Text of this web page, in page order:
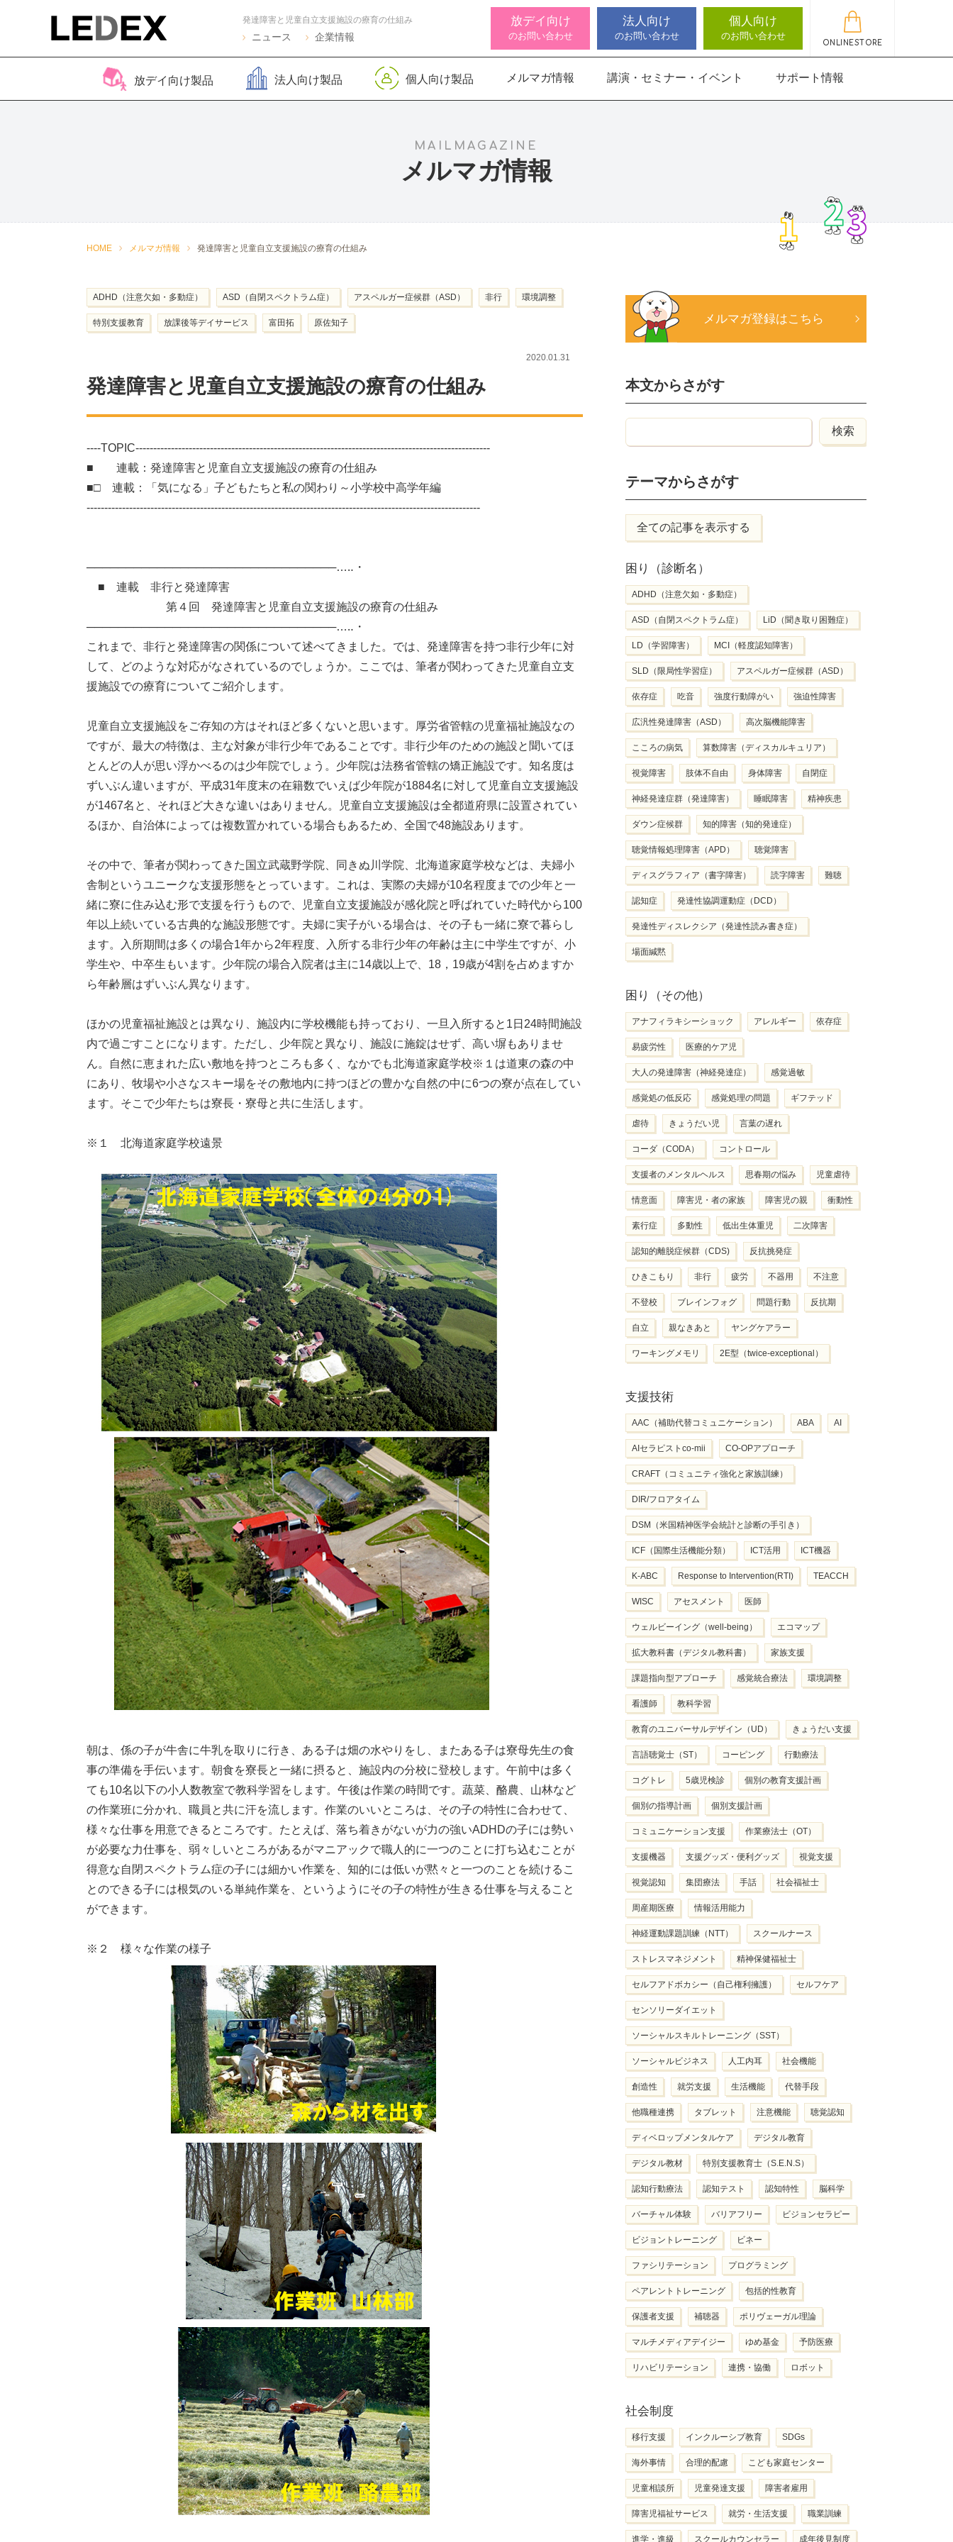
ニュース 企業情報
放デイ向け
のお問い合わせ
法人向け
のお問い合わせ
個人向け
のお問い合わせ
ONLINESTORE
放デイ向け製品 法人向け製品
脳バランサー キッズ
個人向け製品
こども脳機能バランサ
トKIDS
ト
メルマガ情報 講演・セミナー・イベント サポート情報
発達障害と児童自立支援施設の療育の仕組み
MAILMAGAZINE
メルマガ情報
HOME メルマガ情報 発達障害と児童自立支援施設の療育の仕組み
ADHD（注意欠如・多動症） ASD（自閉スペクトラム症） アスペルガー症候群（ASD） 非行 環境調整
特別支援教育 放課後等デイサービス 富田拓 原佐知子
2020.01.31
発達障害と児童自立支援施設の療育の仕組み
----TOPIC----------------------------------------------------------------------------------------------------
■ 連載：発達障害と児童自立支援施設の療育の仕組み
■□ 連載：「気になる」子どもたちと私の関わり～小学校中高学年編
---------------------------------------------------------------------------------------------------------------
────────────────────────────────…‥・
■ 連載 非行と発達障害
第４回 発達障害と児童自立支援施設の療育の仕組み
────────────────────────────────…‥・
これまで、非行と発達障害の関係について述べてきました。では、発達障害を持つ非行少年に対
して、どのような対応がなされているのでしょうか。ここでは、筆者が関わってきた児童自立支
援施設での療育についてご紹介します。
児童自立支援施設をご存知の方はそれほど多くないと思います。厚労省管轄の児童福祉施設なの
ですが、最大の特徴は、主な対象が非行少年であることです。非行少年のための施設と聞いてほ
とんどの人が思い浮かべるのは少年院でしょう。少年院は法務省管轄の矯正施設です。知名度は
ずいぶん違いますが、平成31年度末の在籍数でいえば少年院が1884名に対して児童自立支援施設
が1467名と、それほど大きな違いはありません。児童自立支援施設は全都道府県に設置されてい
るほか、自治体によっては複数置かれている場合もあるため、全国で48施設あります。
その中で、筆者が関わってきた国立武蔵野学院、同きぬ川学院、北海道家庭学校などは、夫婦小
舎制というユニークな支援形態をとっています。これは、実際の夫婦が10名程度までの少年と一
緒に寮に住み込む形で支援を行うもので、児童自立支援施設が感化院と呼ばれていた時代から100
年以上続いている古典的な施設形態です。夫婦に実子がいる場合は、その子も一緒に寮で暮らし
ます。入所期間は多くの場合1年から2年程度、入所する非行少年の年齢は主に中学生ですが、小
学生や、中卒生もいます。少年院の場合入院者は主に14歳以上で、18，19歳が4割を占めますか
ら年齢層はずいぶん異なります。
ほかの児童福祉施設とは異なり、施設内に学校機能も持っており、一旦入所すると1日24時間施設
内で過ごすことになります。ただし、少年院と異なり、施設に施錠はせず、高い塀もありませ
ん。自然に恵まれた広い敷地を持つところも多く、なかでも北海道家庭学校※１は道東の森の中
にあり、牧場や小さなスキー場をその敷地内に持つほどの豊かな自然の中に6つの寮が点在してい
ます。そこで少年たちは寮長・寮母と共に生活します。
※１ 北海道家庭学校遠景
朝は、係の子が牛舎に牛乳を取りに行き、ある子は畑の水やりをし、またある子は寮母先生の食
事の準備を手伝います。朝食を寮長と一緒に摂ると、施設内の分校に登校します。午前中は多く
ても10名以下の小人数教室で教科学習をします。午後は作業の時間です。蔬菜、酪農、山林など
の作業班に分かれ、職員と共に汗を流します。作業のいいところは、その子の特性に合わせて、
様々な仕事を用意できるところです。たとえば、落ち着きがないが力の強いADHDの子には勢い
が必要な力仕事を、弱々しいところがあるがマニアックで職人的に一つのことに打ち込むことが
得意な自閉スペクトラム症の子には細かい作業を、知的には低いが黙々と一つのことを続けるこ
とのできる子には根気のいる単純作業を、というようにその子の特性が生きる仕事を与えること
ができます。
※２ 様々な作業の様子
メルマガ登録はこちら
本文からさがす
テーマからさがす
全ての記事を表示する
困り（診断名）
ADHD（注意欠如・多動症）
ASD（自閉スペクトラム症） LiD（聞き取り困難症）
LD（学習障害） MCI（軽度認知障害）
SLD（限局性学習症） アスペルガー症候群（ASD）
依存症 吃音 強度行動障がい 強迫性障害
広汎性発達障害（ASD） 高次脳機能障害
こころの病気 算数障害（ディスカルキュリア）
視覚障害 肢体不自由 身体障害 自閉症
神経発達症群（発達障害） 睡眠障害 精神疾患
ダウン症候群 知的障害（知的発達症）
聴覚情報処理障害（APD） 聴覚障害
ディスグラフィア（書字障害） 読字障害 難聴
認知症 発達性協調運動症（DCD）
発達性ディスレクシア（発達性読み書き症）
場面緘黙
困り（その他）
アナフィラキシーショック アレルギー 依存症
易疲労性 医療的ケア児
大人の発達障害（神経発達症） 感覚過敏
感覚処の低反応 感覚処理の問題 ギフテッド
虐待 きょうだい児 言葉の遅れ
コーダ（CODA） コントロール
支援者のメンタルヘルス 思春期の悩み 児童虐待
情意面 障害児・者の家族 障害児の親 衝動性
素行症 多動性 低出生体重児 二次障害
認知的離脱症候群（CDS) 反抗挑発症
ひきこもり 非行 疲労 不器用 不注意
不登校 ブレインフォグ 問題行動 反抗期
自立 親なきあと ヤングケアラー
ワーキングメモリ 2E型（twice-exceptional）
支援技術
AAC（補助代替コミュニケーション） ABA AI
AIセラピストco-mii CO-OPアプローチ
CRAFT（コミュニティ強化と家族訓練）
DIR/フロアタイム
DSM（米国精神医学会統計と診断の手引き）
ICF（国際生活機能分類） ICT活用 ICT機器
K-ABC Response to Intervention(RTI) TEACCH
WISC アセスメント 医師
ウェルビーイング（well-being） エコマップ
拡大教科書（デジタル教科書） 家族支援
課題指向型アプローチ 感覚統合療法 環境調整
看護師 教科学習
教育のユニバーサルデザイン（UD） きょうだい支援
言語聴覚士（ST） コーピング 行動療法
コグトレ 5歳児検診 個別の教育支援計画
個別の指導計画 個別支援計画
コミュニケーション支援 作業療法士（OT）
支援機器 支援グッズ・便利グッズ 視覚支援
視覚認知 集団療法 手話 社会福祉士
周産期医療 情報活用能力
神経運動課題訓練（NTT） スクールナース
ストレスマネジメント 精神保健福祉士
セルフアドボカシー（自己権利擁護） セルフケア
センソリーダイエット
ソーシャルスキルトレーニング（SST）
ソーシャルビジネス 人工内耳 社会機能
創造性 就労支援 生活機能 代替手段
他職種連携 タブレット 注意機能 聴覚認知
ディベロップメンタルケア デジタル教育
デジタル教材 特別支援教育士（S.E.N.S）
認知行動療法 認知テスト 認知特性 脳科学
バーチャル体験 バリアフリー ビジョンセラピー
ビジョントレーニング ビネー
ファシリテーション プログラミング
ペアレントトレーニング 包括的性教育
保護者支援 補聴器 ポリヴェーガル理論
マルチメディアデイジー ゆめ基金 予防医療
リハビリテーション 連携・協働 ロボット
社会制度
移行支援 インクルーシブ教育 SDGs
海外事情 合理的配慮 こども家庭センター
児童相談所 児童発達支援 障害者雇用
障害児福祉サービス 就労・生活支援 職業訓練
進学・進級 スクールカウンセラー 成年後見制度